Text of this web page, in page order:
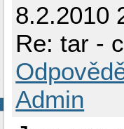
8.2.2010
Re: tar -
Admin